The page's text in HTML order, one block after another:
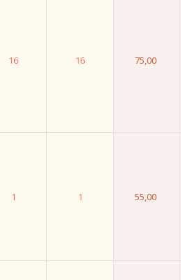
16 16 75,00
1 1 55,00